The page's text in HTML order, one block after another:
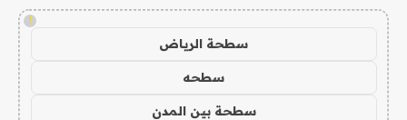
!
سطحة الرياض
سطحه
سطحة بين المدن